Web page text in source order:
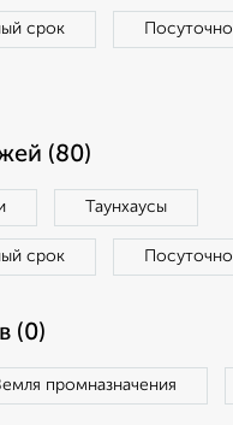
срок Посуточно
(80)
Таунхаусы
срок Посуточно
(0)
промназначения